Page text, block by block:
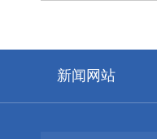
新闻网站